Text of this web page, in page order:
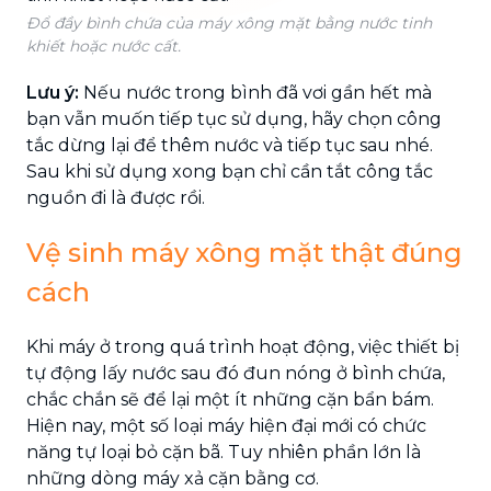
Đổ đầy bình chứa của máy xông mặt bằng nước tinh
khiết hoặc nước cất.
Lưu ý: Nếu nước trong bình đã vơi gần hết mà
bạn vẫn muốn tiếp tục sử dụng, hãy chọn công
tắc dừng lại để thêm nước và tiếp tục sau nhé.
Sau khi sử dụng xong bạn chỉ cần tắt công tắc
nguồn đi là được rồi.
Vệ sinh máy xông mặt thật đúng
cách
Khi máy ở trong quá trình hoạt động, việc thiết bị
tự động lấy nước sau đó đun nóng ở bình chứa,
chắc chắn sẽ để lại một ít những cặn bẩn bám.
Hiện nay, một số loại máy hiện đại mới có chức
năng tự loại bỏ cặn bã. Tuy nhiên phần lớn là
những dòng máy xả cặn bằng cơ.